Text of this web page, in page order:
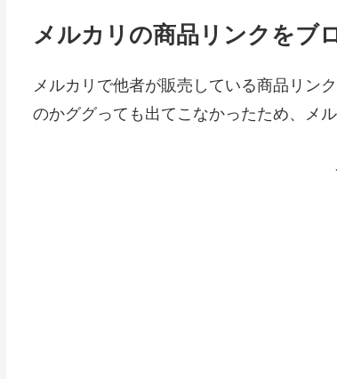
メルカリの商品リンクをブ
メルカリで他者が販売している商品リン
のかググっても出てこなかったため、メ